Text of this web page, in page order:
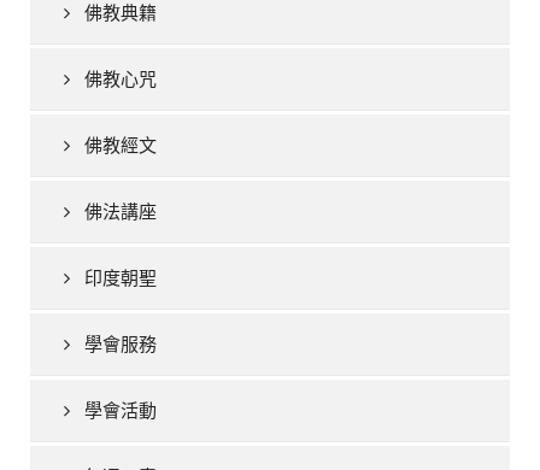
佛教典籍
佛教心咒
佛教經文
佛法講座
印度朝聖
學會服務
學會活動